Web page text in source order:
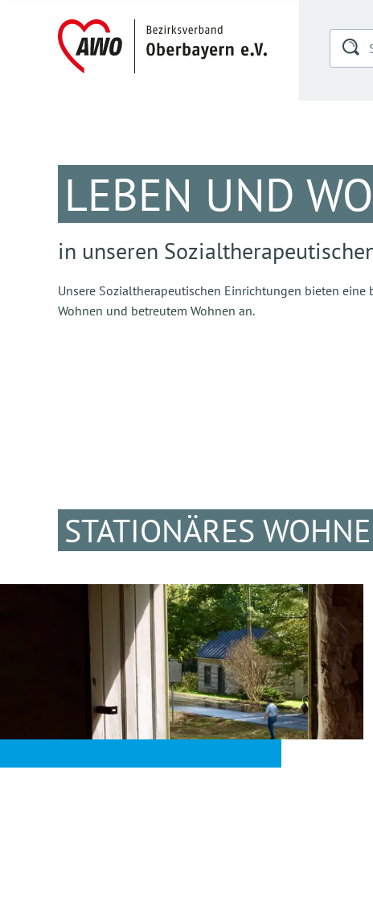
LEBEN UND
in unseren
Unsere Sozialtherapeutischen Einrichtungen bieten
Wohnen und betreutem Wohnen an.
STATIONÄRES